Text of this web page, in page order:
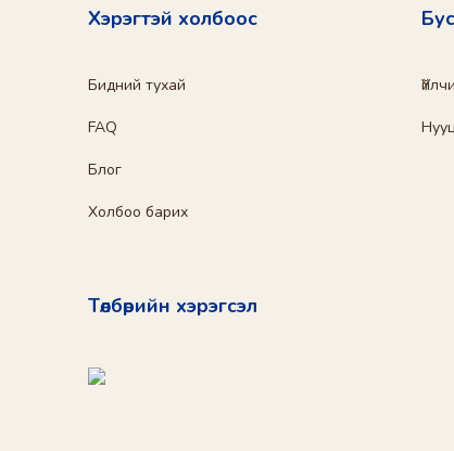
Хэрэгтэй холбоос
Бидний тухай
FAQ
Блог
Холбоо барих
Төлбөрийн хэрэгсэл